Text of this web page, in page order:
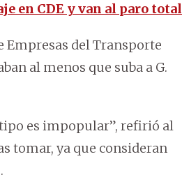
en CDE y van al paro total
Empresas del Transporte
al menos que suba a G.
es impopular”, refirió al
tomar, ya que consideran